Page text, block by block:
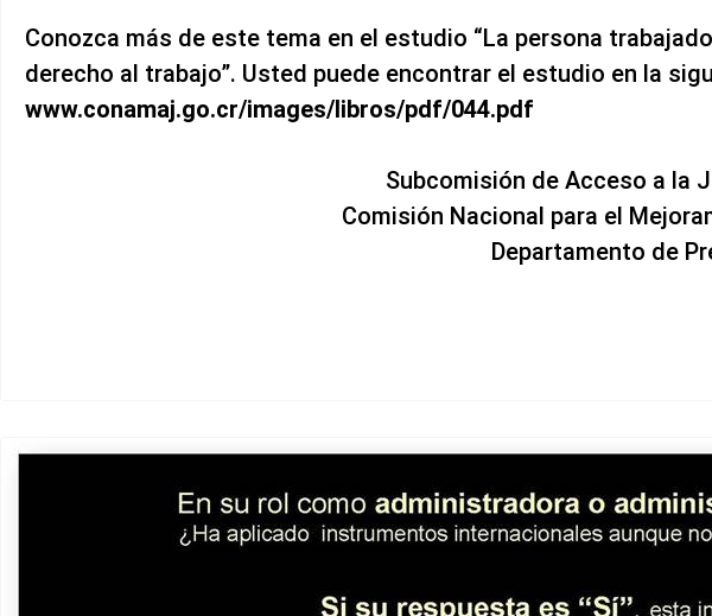
Conozca más de este tema en el estudio “La persona
derecho al trabajo”. Usted puede encontrar el estudio en la
www.conamaj.go.cr/images/libros/pdf/044.pdf
Subcomisión de Acceso a la
Comisión Nacional para el
Departamento de